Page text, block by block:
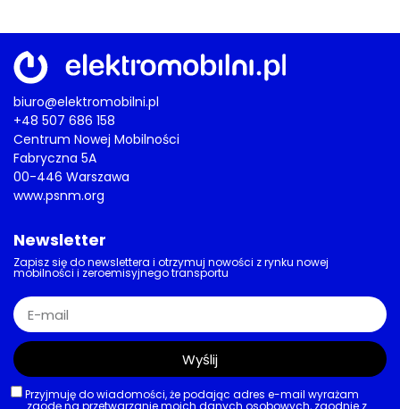
biuro@elektromobilni.pl
+48 507 686 158
Centrum Nowej Mobilności
Fabryczna 5A
00-446 Warszawa
www.psnm.org
Newsletter
Zapisz się do newslettera i otrzymuj nowości z rynku nowej
mobilności i zeroemisyjnego transportu
Przyjmuję do wiadomości, że podając adres e-mail wyrażam
Wyślij